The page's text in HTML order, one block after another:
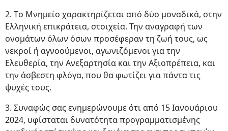
2. Tο Μνημείο χαρακτηρίζεται από δύο μοναδικά, στην
Ελληνική επικράτεια, στοιχεία. Την αναγραφή των
ονομάτων όλων όσων προσέφεραν τη ζωή τους, ως
νεκροί ή αγνοούμενοι, αγωνιζόμενοι για την
Ελευθερία, την Ανεξαρτησία και την Αξιοπρέπεια, και
την άσβεστη φλόγα, που θα φωτίζει για πάντα τις
ψυχές τους.
3. Συναφώς σας ενημερώνουμε ότι από 15 Ιανουάριου
2024, υφίσταται δυνατότητα προγραμματισμένης